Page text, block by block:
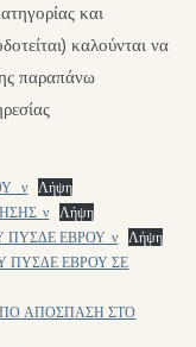
και
καλούνται να
παραπάνω
_ν
Λήψη
Λήψη
ΕΒΡΟΥ_ν
Λήψη
ΠΥΣΔΕ ΕΒΡΟΥ ΣΕ
ΑΠΟΣΠΑΣΗ ΣΤΟ